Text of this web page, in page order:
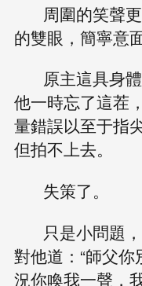
周圍的笑聲
的雙眼，簡寧意
原主這具身
他一時忘了這茬
量錯誤以至于指
但拍不上去。
失策了。
只是小問題
對他道：“師父
況你喚我一聲，